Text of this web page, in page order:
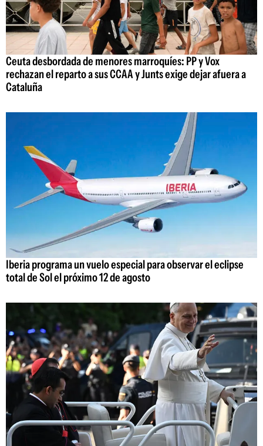
Ceuta desbordada de menores marroquíes: PP y Vox
rechazan el reparto a sus CCAA y Junts exige dejar afuera a
Cataluña
Iberia programa un vuelo especial para observar el eclipse
total de Sol el próximo 12 de agosto